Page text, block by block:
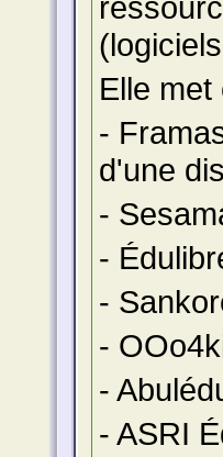
Elle
-
d'une
-
-
-
-
-
- ASRI